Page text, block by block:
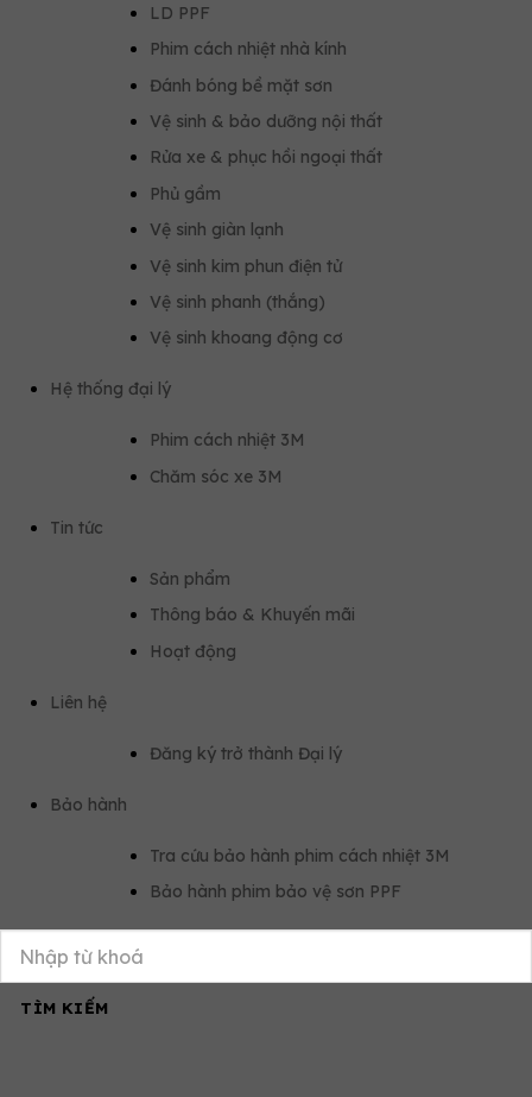
LD PPF
Phim cách nhiệt nhà kính
Đánh bóng bề mặt sơn
Vệ sinh & bảo dưỡng nội thất
Rửa xe & phục hồi ngoại thất
Phủ gầm
Vệ sinh giàn lạnh
Vệ sinh kim phun điện tử
Vệ sinh phanh (thắng)
Vệ sinh khoang động cơ
Hệ thống đại lý
Phim cách nhiệt 3M
Chăm sóc xe 3M
Tin tức
Sản phẩm
Thông báo & Khuyến mãi
Hoạt động
Liên hệ
Đăng ký trở thành Đại lý
Bảo hành
Tra cứu bảo hành phim cách nhiệt 3M
Bảo hành phim bảo vệ sơn PPF
TÌM KIẾM